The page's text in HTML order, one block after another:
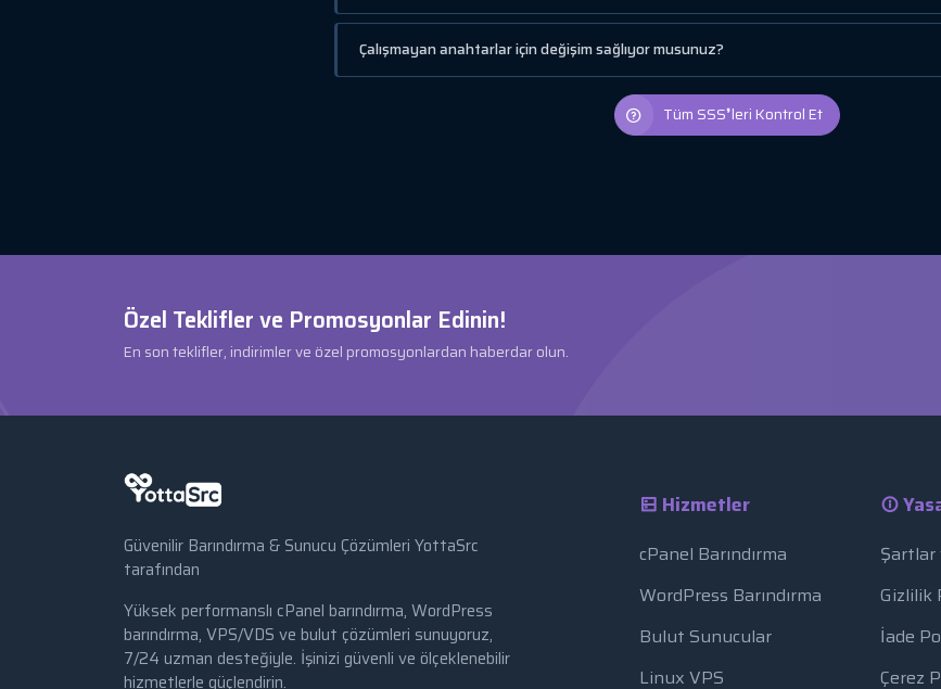
Çalışmayan anahtarlar için değişim sağlıyor musunuz?
Tüm SSS❜leri Kontrol Et
Özel Teklifler ve Promosyonlar Edinin!
En son teklifler, indirimler ve özel promosyonlardan haberdar olun.
Güvenilir Barındırma & Sunucu Çözümleri YottaSrc
tarafından
Yüksek performanslı cPanel barındırma, WordPress
barındırma, VPS/VDS ve bulut çözümleri sunuyoruz,
7/24 uzman desteğiyle. İşinizi güvenli ve ölçeklenebilir
hizmetlerle güçlendirin.
Hizmetler
cPanel Barındırma
WordPress Barındırma
Bulut Sunucular
Linux VPS
Şartlar
Gizlilik
İade
Çerez